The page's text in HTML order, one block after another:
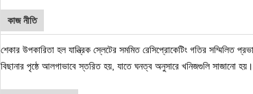
কাজ নীতি
শেকার উপকারিতা হল যান্ত্রিক স্লেটের সমমিত রেসিপ্রোকেটিং গতির সম্মিলিত
বিছানার পৃষ্ঠে আলগাভাবে স্তরিত হয়, যাতে ঘনত্ব অনুসারে খনিজগুলি সাজানো হয়।